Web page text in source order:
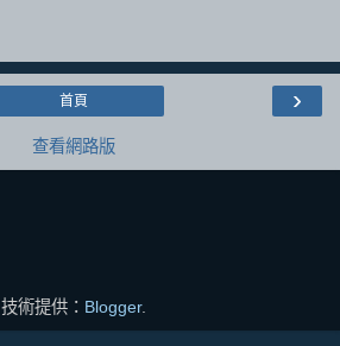
›
首頁
查看網路版
技術提供： Blogger.